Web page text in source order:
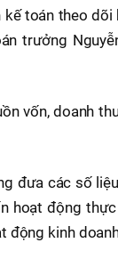
toán theo
trưởng
vốn, doanh
đưa các số
hoạt động
động kinh